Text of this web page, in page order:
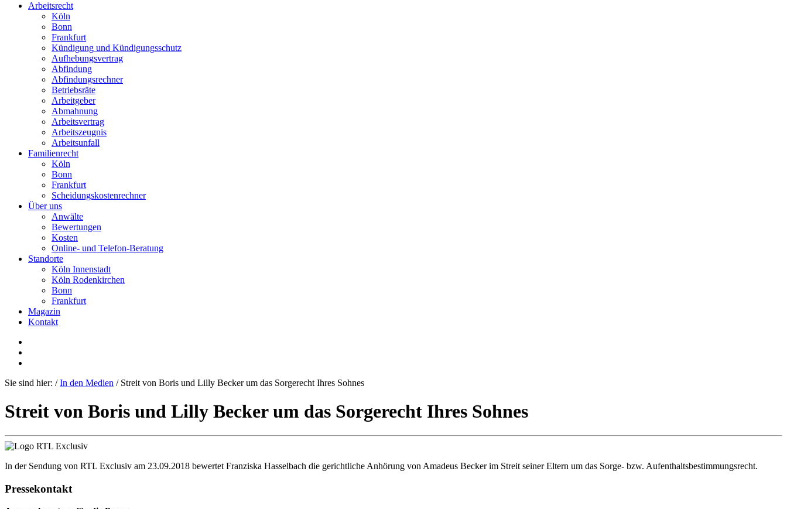
Arbeitsrecht
Köln
Bonn
Frankfurt
Kündigung und Kündigungsschutz
Aufhebungsvertrag
Abfindung
Abfindungsrechner
Betriebsräte
Arbeitgeber
Abmahnung
Arbeitsvertrag
Arbeitszeugnis
Arbeitsunfall
Familienrecht
Köln
Bonn
Frankfurt
Scheidungskostenrechner
Über uns
Anwälte
Bewertungen
Kosten
Online- und Telefon-Beratung
Standorte
Köln Innenstadt
Köln Rodenkirchen
Bonn
Frankfurt
Magazin
Kontakt
Sie sind hier: /In den Medien / Streit von Boris und Lilly Becker um das Sorgerecht Ihres Sohnes
Streit von Boris und Lilly Becker um das Sorgerecht Ihres Sohnes
In der Sendung von RTL Exclusiv am 23.09.2018 bewertet Franziska Hasselbach die gerichtliche Anhörung von Amadeus Becker im Streit seiner Eltern um das Sorge- bzw. Aufenthaltsbestimmungsrecht.
Pressekontakt